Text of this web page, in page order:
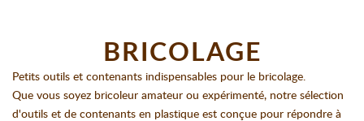
BRICOLAGE
Petits outils et contenants indispensables pour le bricolage.
Que vous soyez bricoleur amateur ou expérimenté, notre sélection
d'outils et de contenants en plastique est conçue pour répondre à